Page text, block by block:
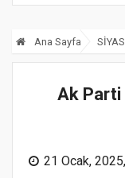
Ana Sayfa
Ak Parti
21 Ocak,